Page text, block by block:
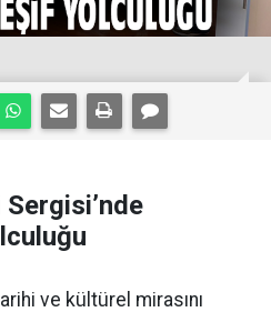
ve kültürel mirasını